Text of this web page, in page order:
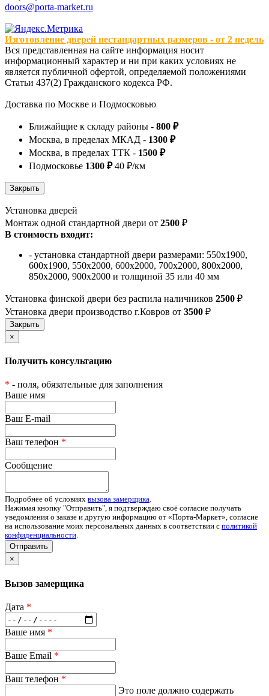
doors@porta-market.ru
Изготовление дверей нестандартных размеров - от 2 недель
Вся представленная на сайте информация носит
информационный характер и ни при каких условиях не
является публичной офертой, определяемой положениями
Статьи 437(2) Гражданского кодекса РФ.
Доставка по Москве и Подмосковью
Ближайщие к складу районы - 800 ₽
Москва, в пределах МКАД - 1300 ₽
Москва, в пределах ТТК - 1500 ₽
Подмосковье 1300 ₽40 ₽/км
Установка дверей
Монтаж одной стандартной двери от 2500 ₽
В стоимость входит:
- установка стандартной двери размерами: 550х1900,
600х1900, 550х2000, 600х2000, 700х2000, 800х2000,
850х2000, 900х2000 и толщиной 35 или 40 мм
Установка финской двери без распила наличников 2500 ₽
Установка двери производство г.Ковров от 3500 ₽
×
Получить консультацию
* - поля, обязательные для заполнения
Ваше имя
Ваш E-mail
Ваш телефон *
Сообщение
Подробнее об условиях вызова замерщика.
Нажимая кнопку "Отправить", я подтверждаю своё согласие получать
уведомления о заказе и другую информацию от «Порта-Маркет», согласие
на использование моих персональных данных в соответствии с политикой
конфиденциальности.
Отправить
×
Вызов замерщика
Дата *
Ваше имя *
Ваше Email *
Ваш телефон *
Это поле должно содержать